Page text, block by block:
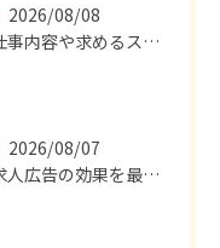
2026/08/08
仕事内容や求めるスキルを明確にし、ターゲット層に響くメッセー...
2026/08/07
求人広告の効果を最大化するために最も重要なのは、掲載タイミン...